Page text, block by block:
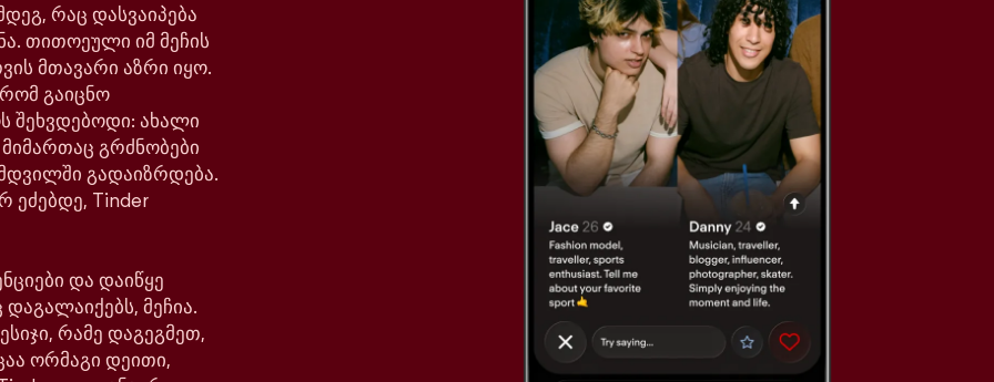
რაც დასვაიპება
თითოეული იმ მეჩის
მთავარი აზრი იყო.
გაიცნო
შეხვდებოდი: ახალი
გრძნობები
გადაიზრდება.
ეძებდე, Tinder
და დაიწყე
მეჩია.
რამე დაგეგმეთ,
ორმაგი დეითი,